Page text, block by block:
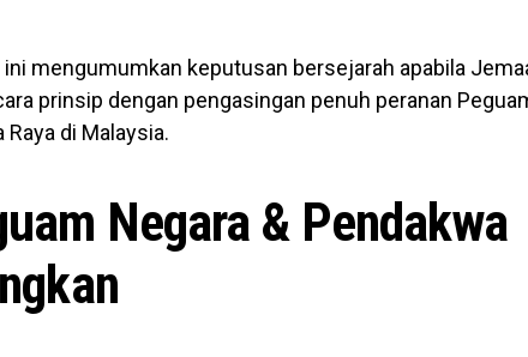
ini mengumumkan keputusan bersejarah apabila
prinsip dengan pengasingan penuh peranan
di Malaysia.
Negara & Pendakwa